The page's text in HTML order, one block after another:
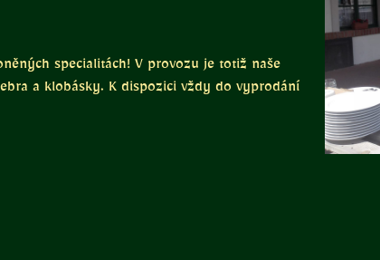
specialitách! V provozu je totiž naše
a klobásky. K dispozici vždy do vyprodání